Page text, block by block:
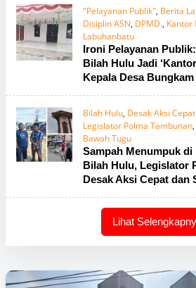
"Pelayanan Publik", Berita
Disiplin ASN, DPMD., Kantor
Labuhanbatu
Ironi Pelayanan
Bilah Hulu Jadi
Kepala Desa Bungkam
Bilah Hulu, Desak Aksi
Legislator Polma Tambunan,
Bawah Tugu
Sampah Menumpuk
Bilah Hulu, Legislator
Desak Aksi Cepat dan
Lihat